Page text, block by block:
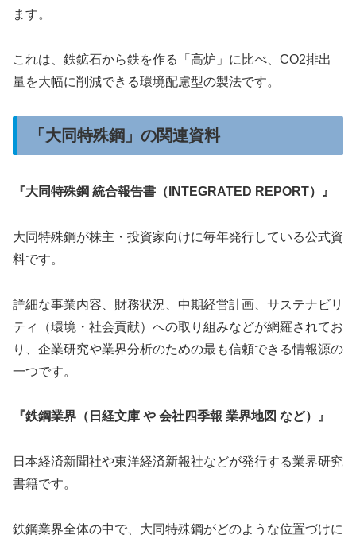
ます。
これは、鉄鉱石から鉄を作る「高炉」に比べ、CO2排出
量を大幅に削減できる環境配慮型の製法です。
「大同特殊鋼」の関連資料
『大同特殊鋼 統合報告書（INTEGRATED REPORT）』
大同特殊鋼が株主・投資家向けに毎年発行している公式資
料です。
詳細な事業内容、財務状況、中期経営計画、サステナビリ
ティ（環境・社会貢献）への取り組みなどが網羅されてお
り、企業研究や業界分析のための最も信頼できる情報源の
一つです。
『鉄鋼業界（日経文庫 や 会社四季報 業界地図 など）』
日本経済新聞社や東洋経済新報社などが発行する業界研究
書籍です。
鉄鋼業界全体の中で、大同特殊鋼がどのような位置づけに